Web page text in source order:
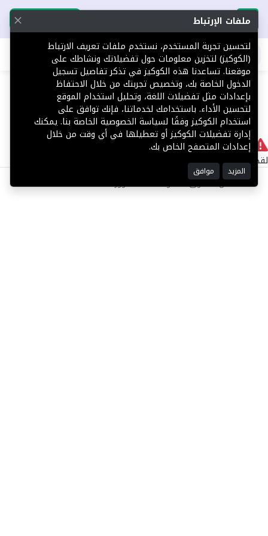
تحميل التطبيق تحميل التطبيق
اطلب عقارك
404 لا يوجد
لقد حدث خطأ داخلي أثناء معالجة طلبك.
©2025 كل الحقوق محفوظة منصة توور
ملفات الإرتباط
لتحسين تجربة المستخدم، نستخدم ملفات تعريف الارتباط
(الكوكيز) لتخزين معلومات حول تفضيلاتك ونشاطك على
موقعنا. تساعدنا هذه الكوكيز في تذكر تفاصيل تسجيل
الدخول الخاصة بك، وتخصيص تجربتك من خلال الاحتفاظ
بإعدادات مثل تفضيلات اللغة، وتحليل استخدام الموقع
لتحسين الأداء. باستخدامك لخدماتنا، فإنك توافق على
استخدام الكوكيز وفقًا لسياسة الخصوصية الخاصة بنا. يمكنك
إدارة تفضيلات الكوكيز أو تعطيلها في أي وقت من خلال
إعدادات المتصفح الخاص بك.
المزيد موافق